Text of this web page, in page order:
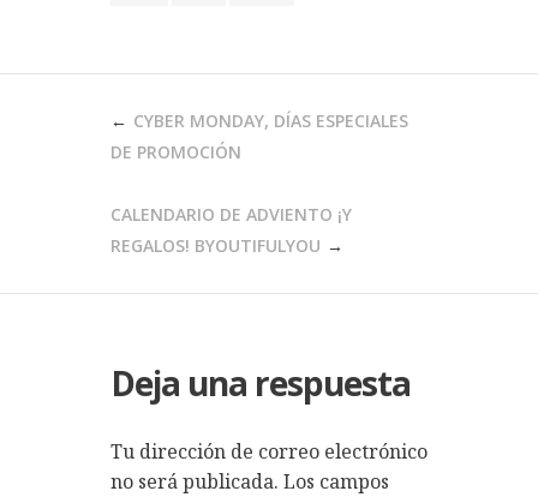
NAVEGACIÓNCYBER MONDAY, DÍAS ESPECIALES
DE PROMOCIÓN
CALENDARIO DE ADVIENTO ¡Y
REGALOS! BYOUTIFULYOU
Deja una respuesta
Tu dirección de correo electrónico
no será publicada. Los campos